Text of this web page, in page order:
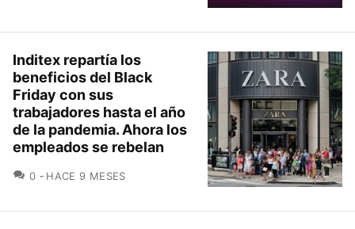
Inditex repartía los
beneficios del Black
Friday con sus
trabajadores hasta el año
de la pandemia. Ahora los
empleados se rebelan
0 COMENTARIOS
HACE 9 MESES